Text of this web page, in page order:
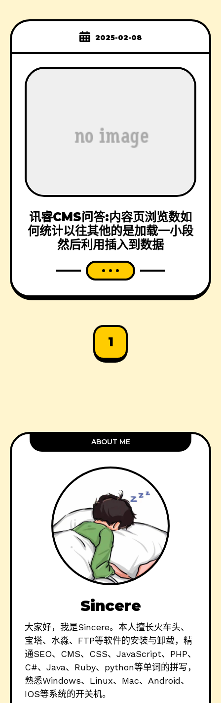
2025-02-08
讯睿CMS问答:内容页浏览数如
何统计以往其他的是加载一小段
然后利用插入到数据
1
ABOUT ME
Sincere
大家好，我是Sincere。本人擅长火车头、
宝塔、水淼、FTP等软件的安装与卸载，精
通SEO、CMS、CSS、JavaScript、PHP、
C#、Java、Ruby、python等单词的拼写，
熟悉Windows、Linux、Mac、Android、
IOS等系统的开关机。